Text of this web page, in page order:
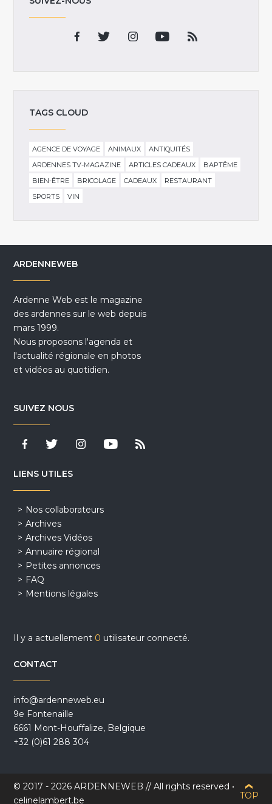
TAGS CLOUD
AGENCE DE VOYAGE ANIMAUX
ANTIQUITÉS
ARDENNES TV-MAGAZINE
ARTICLES CADEAUX
BAPTÊME
BIEN-ÊTRE
BRICOLAGE CADEAUX
RESTAURANT
SPORTS
VIN
ARDENNEWEB
Ardenne Web est le magazine
des ardennes sur le web depuis
mars 1999.
Nous proposons l'agenda et
l'actualité régionale en photos
et vidéos au quotidien.
SUIVEZ NOUS
LIENS UTILES
Nos collaborateurs
Archives
Archives Vidéos
Annuaire régional
Petites annonces
FAQ
Mentions légales
Il y a actuellement 0 utilisateur connecté.
CONTACT
info@ardenneweb.eu
9e Fontenaille
6661 Mont-Houffalize, Belgique
+32 (0)61 288 304
© 2017 - 2026 ARDENNEWEB // All rights reserved •
celinelambert.be
TOP